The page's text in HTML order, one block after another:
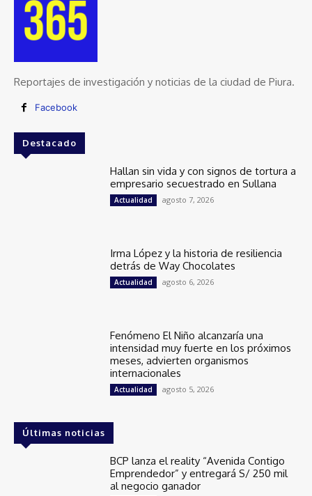
Reportajes de investigación y noticias de la ciudad de Piura.
Facebook
Destacado
Hallan sin vida y con signos de tortura a
empresario secuestrado en Sullana
Actualidad agosto 7, 2026
Irma López y la historia de resiliencia
detrás de Way Chocolates
Actualidad agosto 6, 2026
Fenómeno El Niño alcanzaría una
intensidad muy fuerte en los próximos
meses, advierten organismos
internacionales
Actualidad agosto 5, 2026
Últimas noticias
BCP lanza el reality “Avenida Contigo
Emprendedor” y entregará S/ 250 mil
al negocio ganador